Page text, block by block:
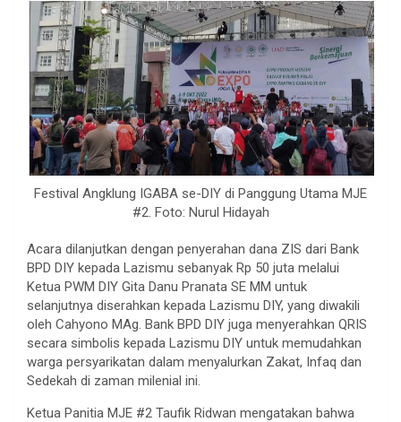
Festival Angklung IGABA se-DIY di Panggung Utama MJE
#2. Foto: Nurul Hidayah
Acara dilanjutkan dengan penyerahan dana ZIS dari Bank
BPD DIY kepada Lazismu sebanyak Rp 50 juta melalui
Ketua PWM DIY Gita Danu Pranata SE MM untuk
selanjutnya diserahkan kepada Lazismu DIY, yang diwakili
oleh Cahyono MAg. Bank BPD DIY juga menyerahkan QRIS
secara simbolis kepada Lazismu DIY untuk memudahkan
warga persyarikatan dalam menyalurkan Zakat, Infaq dan
Sedekah di zaman milenial ini.
Ketua Panitia MJE #2 Taufik Ridwan mengatakan bahwa